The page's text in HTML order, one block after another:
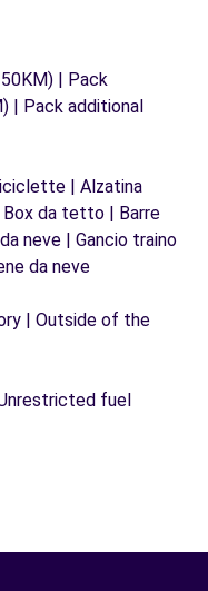
| Pack
| Pack additional
| Alzatina
da tetto | Barre
neve | Gancio traino
da neve
| Outside of the
fuel